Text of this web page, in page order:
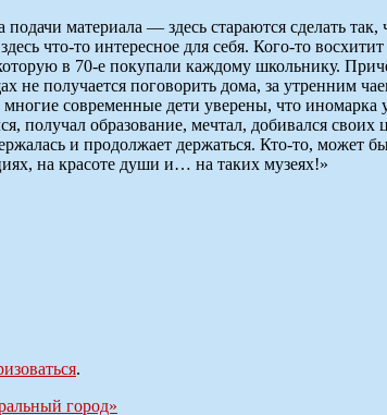
подачи материала — здесь стараются сделать
что-то интересное для себя. Кого-то
которую в 70-е покупали каждому школьнику.
не получается поговорить дома, за утренним
современные дети уверены, что
получал образование, мечтал, добивался
и продолжает держаться. Кто-то, может
на красоте души и… на таких музеях!»
.
город»